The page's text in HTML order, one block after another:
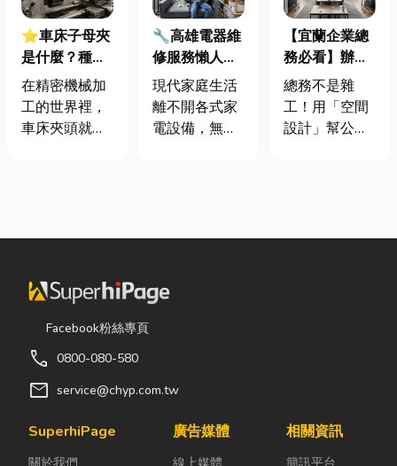
⭐車床子母夾
是什麼？種
類、規格挑選
與台灣採購推
薦完整指南
在精密機械加
工的世界裡，
車床夾頭就像
的工件。然
到少量多樣、
異形材或精密
棒材的訂單
往往需要耗費
大量時間拆裝
這時，車床子
🔧高雄電器維
修服務懶人包
｜冷氣、冰
箱、洗衣機專
業維修
現代家庭生活
離不開各式家
電設備，無論
還是每天幫助
生故障，都可
業的高雄電器
僅能快速排除
【宜蘭企業總
務必看】辦公
室如何打造高
效能職場？從
辦公桌椅、系
總務不是雜
工！用「空間
設計」幫公司
公室時，常覺
辦公室空間設
Facebook粉絲專頁
call 0800-080-580
mail service@chyp.com.tw
SuperhiPage
關於我們
廣告媒體
線上媒體
相關資訊
簡訊平台